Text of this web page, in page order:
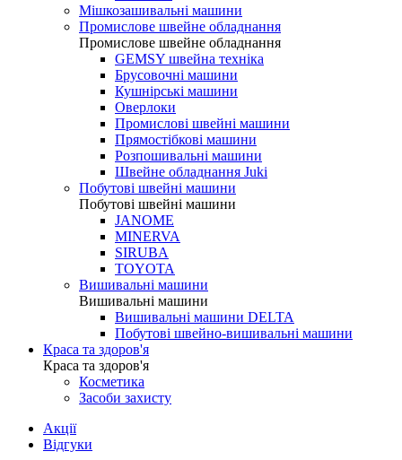
Мішкозашивальні машини
Промислове швейне обладнання
Промислове швейне обладнання
GEMSY швейна техніка
Брусовочні машини
Кушнірські машини
Оверлоки
Промислові швейні машини
Прямостібкові машини
Розпошивальні машини
Швейне обладнання Juki
Побутові швейні машини
Побутові швейні машини
JANOME
MINERVA
SIRUBA
TOYOTA
Вишивальні машини
Вишивальні машини
Вишивальні машини DELTA
Побутові швейно-вишивальні машини
Краса та здоров'я
Краса та здоров'я
Косметика
Засоби захисту
Акції
Відгуки